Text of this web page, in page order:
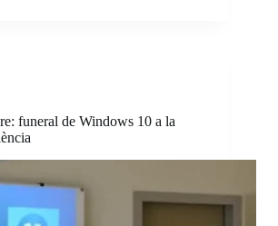
funeral de Windows 10 a la